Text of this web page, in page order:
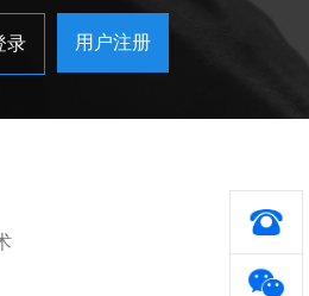
录 用户注册